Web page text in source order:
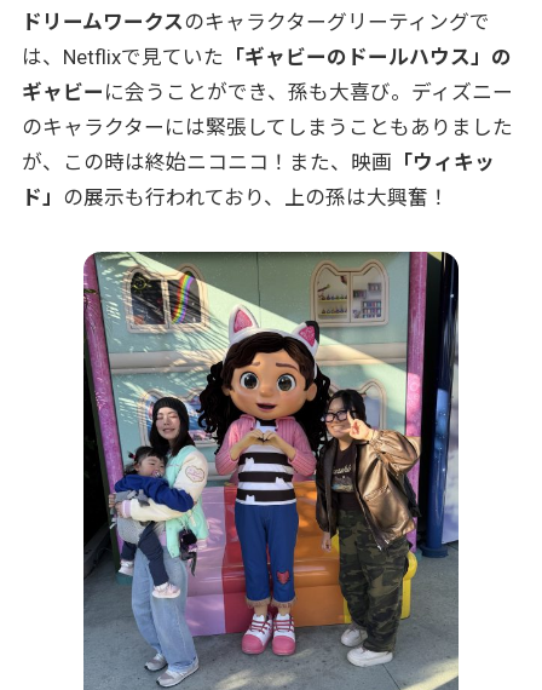
ドリームワークスのキャラクターグリーティングで
は、Netflixで見ていた 「ギャビーのドールハウス」の
ギャビー に会うことができ、孫も大喜び。ディズニー
のキャラクターには緊張してしまうこともありました
が、この時は終始ニコニコ！また、映画 「ウィキッ
ド」 の展示も行われており、上の孫は大興奮！